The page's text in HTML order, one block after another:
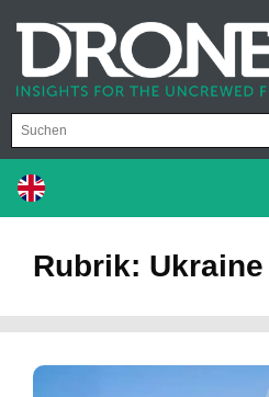
Rubrik: Ukraine